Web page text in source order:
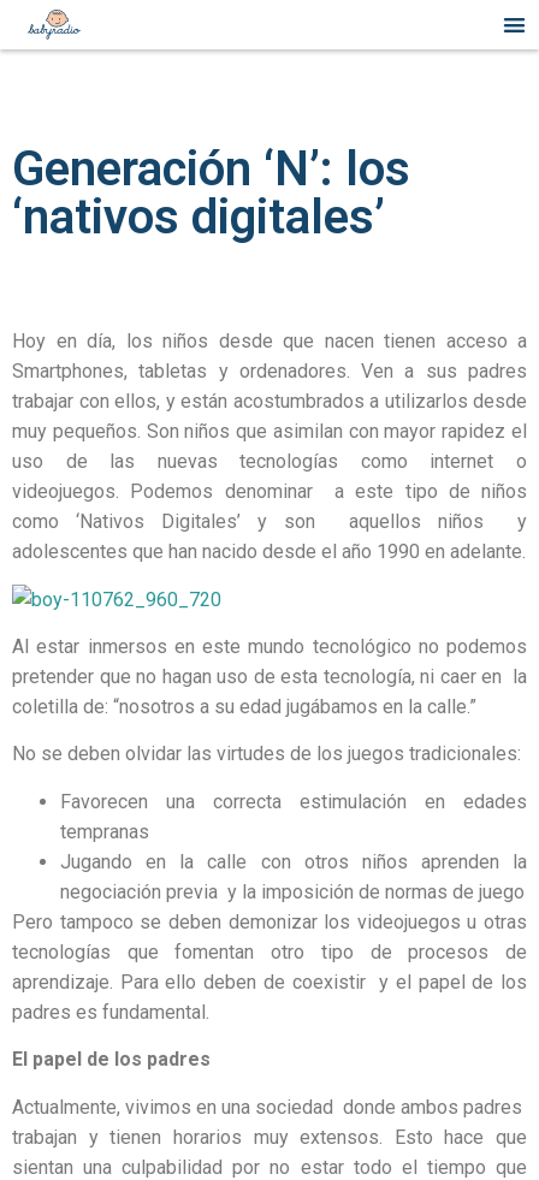
Generación ‘N’: los
‘nativos digitales’
Hoy en día, los niños desde que nacen tienen acceso a
Smartphones, tabletas y ordenadores. Ven a sus padres
trabajar con ellos, y están acostumbrados a utilizarlos desde
muy pequeños. Son niños que asimilan con mayor rapidez el
uso de las nuevas tecnologías como internet o
videojuegos. Podemos denominar a este tipo de niños
como ‘Nativos Digitales’ y son aquellos niños y
adolescentes que han nacido desde el año 1990 en adelante.
Al estar inmersos en este mundo tecnológico no podemos
pretender que no hagan uso de esta tecnología, ni caer en la
coletilla de: “nosotros a su edad jugábamos en la calle.”
No se deben olvidar las virtudes de los juegos tradicionales:
Favorecen una correcta estimulación en edades
tempranas
Jugando en la calle con otros niños aprenden la
negociación previa y la imposición de normas de juego
Pero tampoco se deben demonizar los videojuegos u otras
tecnologías que fomentan otro tipo de procesos de
aprendizaje. Para ello deben de coexistir y el papel de los
padres es fundamental.
El papel de los padres
Actualmente, vivimos en una sociedad donde ambos padres
trabajan y tienen horarios muy extensos. Esto hace que
sientan una culpabilidad por no estar todo el tiempo que